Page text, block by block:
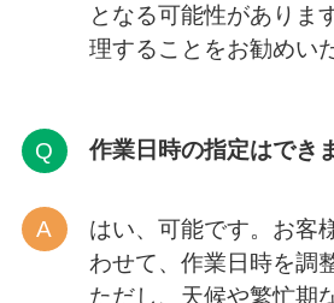
となる可能性がありま
理することをお勧めい
作業日時の指定はでき
はい、可能です。お客
わせて、作業日時を調
ただし、天候や繁忙期